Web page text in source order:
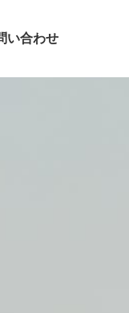
い合わせ